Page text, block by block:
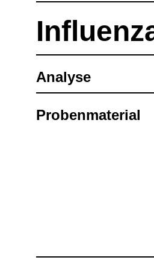
Ana­lyse
Pro­ben­ma­te­rial